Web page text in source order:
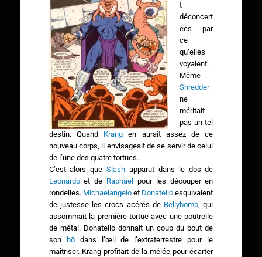
t
déconcert
ées par
ce
qu’elles
voyaient.
Même
Shredder
ne
méritait
pas un tel
destin. Quand Krang en aurait assez de ce
nouveau corps, il envisageait de se servir de celui
de l’une des quatre tortues.
C’est alors queSlash apparut dans le dos de
Leonardoet de Raphael
pour les découper en
rondelles. Michaelangeloet Donatello esquivaient
de justesse les crocs acérés de Bellybomb, qui
assommait la première tortue avec une poutrelle
de métal. Donatello donnait un coup du bout de
son
bōdans l’œil de l’extraterrestre pour le
maîtriser. Krang profitait de la mêlée pour écarter